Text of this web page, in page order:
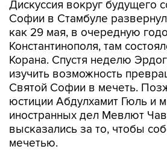
как 29 мая, в очередную
Константинополя, там
Корана. Спустя неделю
изучить возможность
Святой Софии в мечеть.
юстиции Абдулхамит Гюль и
иностранных дел Мевлют
высказались за то, чтобы
мечетью.
Музейный статус храм